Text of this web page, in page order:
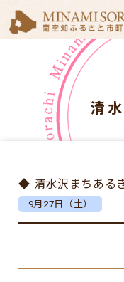
清
◆ 清水沢まちある
9月27日（土）